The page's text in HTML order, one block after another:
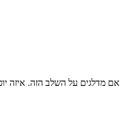
על השלב הזה. איזה